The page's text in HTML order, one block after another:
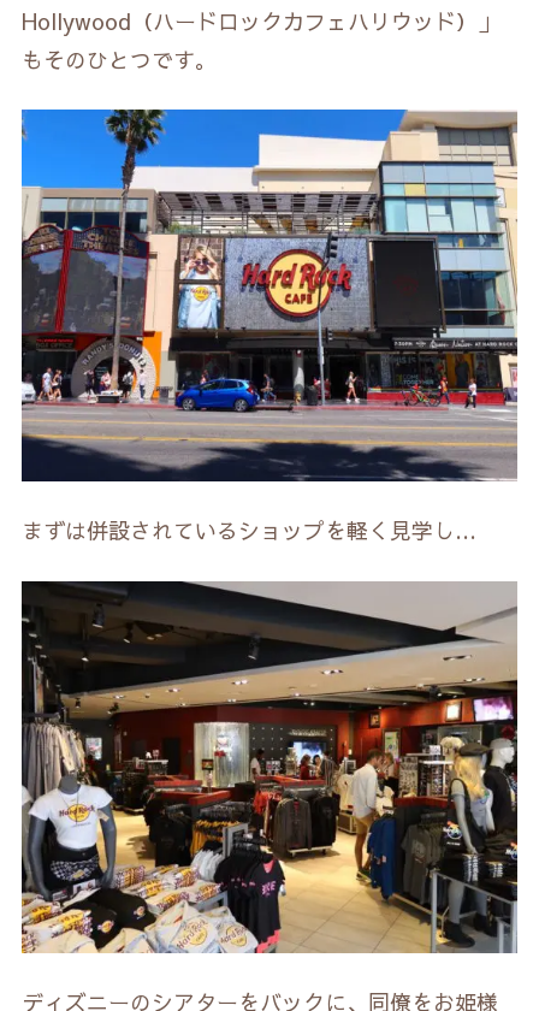
Hollywood（ハードロックカフェハリウッド）」
もそのひとつです。
まずは併設されているショップを軽く見学し…
ディズニーのシアターをバックに、同僚をお姫様